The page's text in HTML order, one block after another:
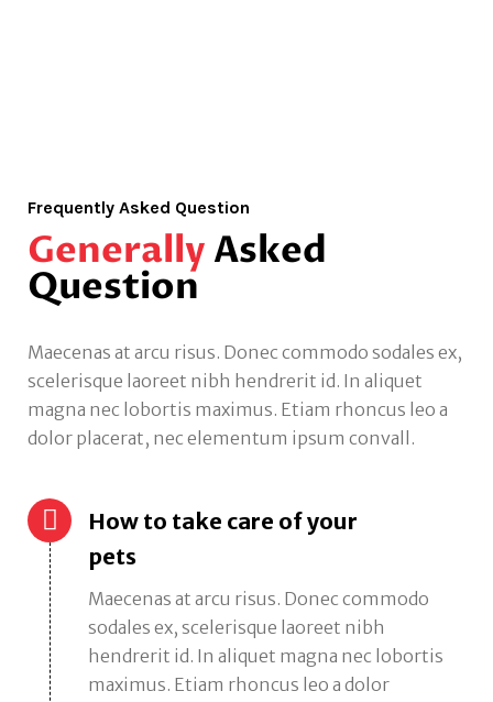
Frequently Asked Question
Generally Asked
Question
Maecenas at arcu risus. Donec commodo sodales ex,
scelerisque laoreet nibh hendrerit id. In aliquet
magna nec lobortis maximus. Etiam rhoncus leo a
dolor placerat, nec elementum ipsum convall.
How to take care of your
pets
Maecenas at arcu risus. Donec commodo
sodales ex, scelerisque laoreet nibh
hendrerit id. In aliquet magna nec lobortis
maximus. Etiam rhoncus leo a dolor